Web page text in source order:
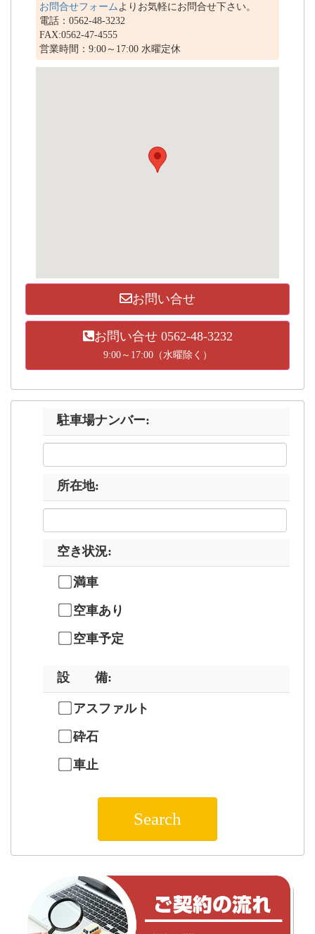
お問合せフォーム よりお気軽にお問合せ下さい。
電話：0562-48-3232
FAX:0562-47-4555
営業時間：9:00～17:00 水曜定休
お問い合せ
お問い合せ 0562-48-3232
9:00～17:00（水曜除く）
駐車場ナンバー:
所在地:
空き状況:
満車
空車あり
空車予定
設 備:
アスファルト
砕石
車止